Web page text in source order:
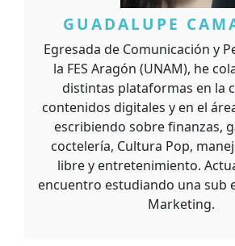
GUADALUPE
Egresada de Comunicación y
la FES Aragón (UNAM), he
distintas plataformas en la
contenidos digitales y en el
escribiendo sobre finanzas,
coctelería, Cultura Pop,
libre y entretenimiento.
encuentro estudiando una sub
Marketing.